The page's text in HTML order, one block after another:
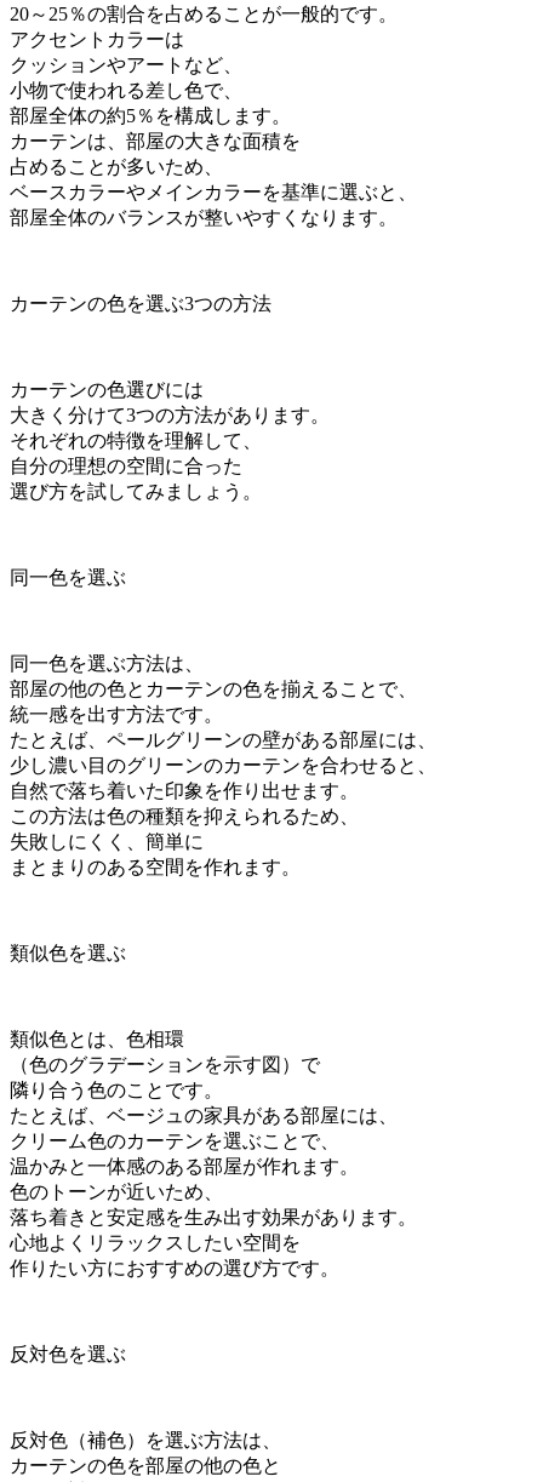
20～25％の割合を占めることが一般的です。
アクセントカラーは
クッションやアートなど、
小物で使われる差し色で、
部屋全体の約5％を構成します。
カーテンは、部屋の大きな面積を
占めることが多いため、
ベースカラーやメインカラーを基準に選ぶと、
部屋全体のバランスが整いやすくなります。
カーテンの色を選ぶ3つの方法
カーテンの色選びには
大きく分けて3つの方法があります。
それぞれの特徴を理解して、
自分の理想の空間に合った
選び方を試してみましょう。
同一色を選ぶ
同一色を選ぶ方法は、
部屋の他の色とカーテンの色を揃えることで、
統一感を出す方法です。
たとえば、ペールグリーンの壁がある部屋には、
少し濃い目のグリーンのカーテンを合わせると、
自然で落ち着いた印象を作り出せます。
この方法は色の種類を抑えられるため、
失敗しにくく、簡単に
まとまりのある空間を作れます。
類似色を選ぶ
類似色とは、色相環
（色のグラデーションを示す図）で
隣り合う色のことです。
たとえば、ベージュの家具がある部屋には、
クリーム色のカーテンを選ぶことで、
温かみと一体感のある部屋が作れます。
色のトーンが近いため、
落ち着きと安定感を生み出す効果があります。
心地よくリラックスしたい空間を
作りたい方におすすめの選び方です。
反対色を選ぶ
反対色（補色）を選ぶ方法は、
カーテンの色を部屋の他の色と